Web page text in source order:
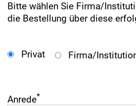
Bitte wählen Sie Firma/
die Bestellung über diese
Privat Firma/
Anrede*